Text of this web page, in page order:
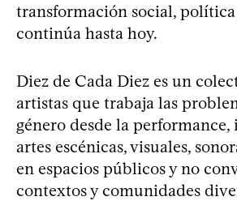
transformación social,
continúa hasta hoy.
Diez de Cada Diez es un
artistas que trabaja las
género desde la
artes escénicas, visuales,
en espacios públicos y no
contextos y comunidades